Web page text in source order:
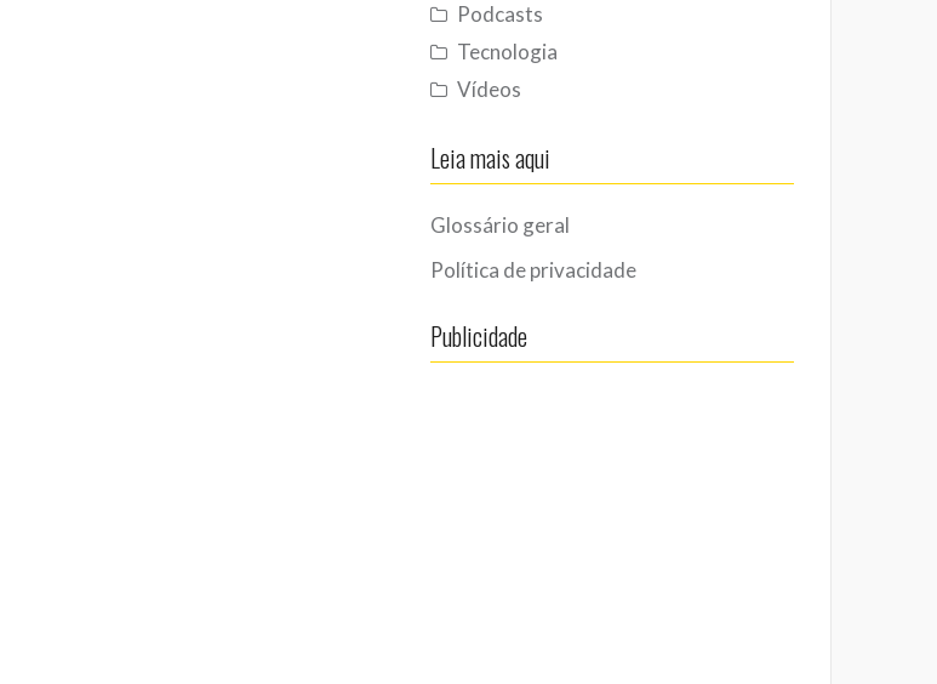
Podcasts
Tecnologia
Vídeos
Leia mais aqui
Glossário geral
Política de privacidade
Publicidade